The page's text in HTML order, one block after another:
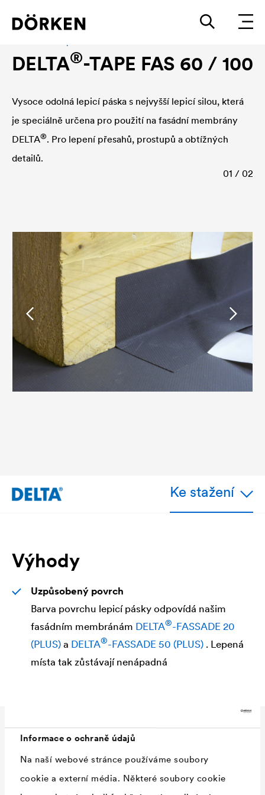
Informace o ochraně údajů
Na naší webové stránce používáme soubory
cookie a externí média. Některé soubory cookie
DELTA®-TAPE FAS 60 / 100
Vysoce odolná lepicí páska s nejvyšší lepicí silou, která
je speciálně určena pro použití na fasádní membrány
DELTA®. Pro lepení přesahů, prostupů a obtížných
detailů.
01 / 02
Ke stažení
Výhody
Uzpůsobený povrch
Barva povrchu lepicí pásky odpovídá našim
fasádním membránám DELTA®-FASSADE 20
(PLUS)a DELTA®-FASSADE 50 (PLUS) . Lepená
místa tak zůstávají nenápadná
Technické údaje